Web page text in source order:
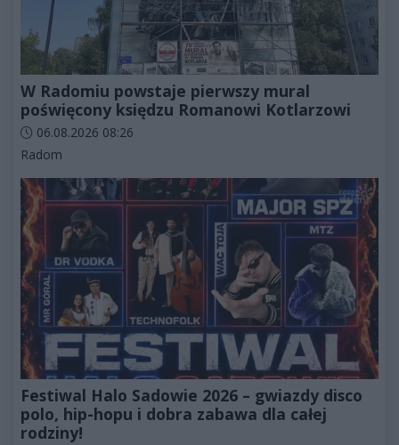
W Radomiu powstaje pierwszy mural
poświęcony księdzu Romanowi Kotlarzowi
Data dodania artykułu:
06.08.2026 08:26
Kategorie artykułu:
Radom
Festiwal Halo Sadowie 2026 – gwiazdy disco
polo, hip-hopu i dobra zabawa dla całej
rodziny!